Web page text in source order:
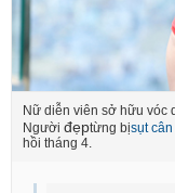
Nữ diễn viên sở hữu vóc
Người đẹptừng bịsụt cân
hồi tháng 4.